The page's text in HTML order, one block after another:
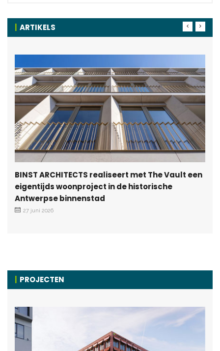
ARTIKELS
BINST ARCHITECTS realiseert met The Vault een
eigentijds woonproject in de historische
Antwerpse binnenstad
27 juni 2026
PROJECTEN